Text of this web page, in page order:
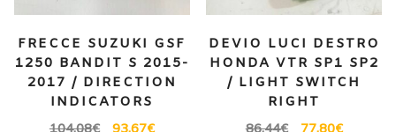
FRECCE SUZUKI GSF
1250 BANDIT S 2015-
2017 / DIRECTION
INDICATORS
DEVIO LUCI DESTRO
HONDA VTR SP1 SP2
/ LIGHT SWITCH
RIGHT